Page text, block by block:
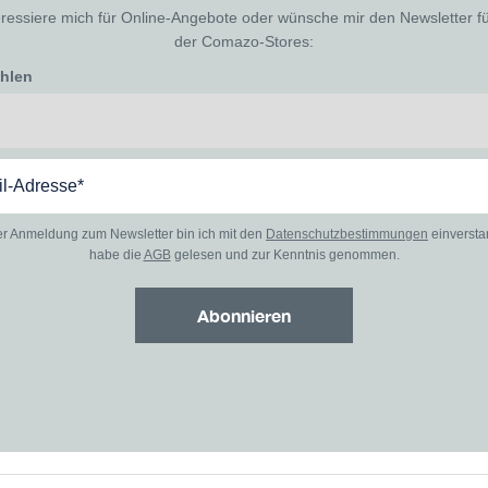
mich für Online-Angebote oder wünsche mir den Newsletter
der Comazo-Stores:
Anmeldung zum Newsletter bin ich mit den Datenschutzbestimmungen
habe die AGBgelesen und zur Kenntnis genommen.
Abonnieren